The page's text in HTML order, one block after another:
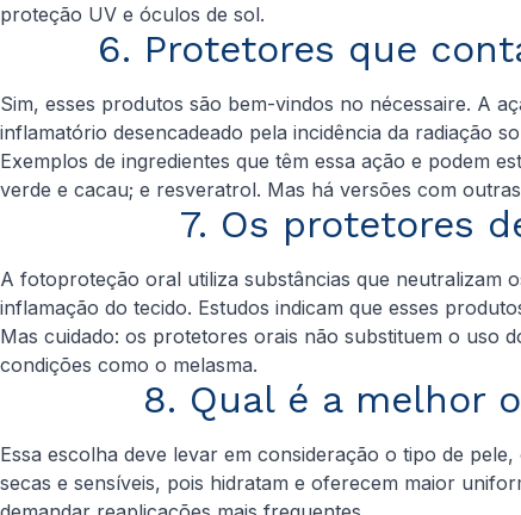
proteção UV e óculos de sol.
6. Protetores que
Sim, esses produtos são bem-vindos no nécessaire. A
inflamatório desencadeado pela incidência da radiação
Exemplos de ingredientes que têm essa ação e podem
verde e cacau; e resveratrol. Mas há versões com
7. Os protetores
A fotoproteção oral utiliza substâncias que neutralizam
inflamação do tecido. Estudos indicam que esses
Mas cuidado: os protetores orais não substituem o uso
condições como o melasma.
8. Qual é a melhor
Essa escolha deve levar em consideração o tipo de
secas e sensíveis, pois hidratam e oferecem maior